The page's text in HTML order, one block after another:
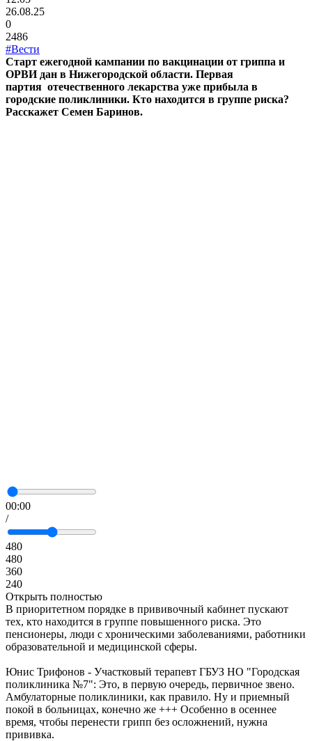
26.08.25
0
2486
#Вести
Старт ежегодной кампании по вакцинации от гриппа и
ОРВИ дан в Нижегородской области. Первая
партия отечественного лекарства уже прибыла в
городские поликлиники. Кто находится в группе риска?
Расскажет Семен Баринов.
00:00
/
480
480
360
240
Открыть полностью
В приоритетном порядке в прививочный кабинет пускают
тех, кто находится в группе повышенного риска. Это
пенсионеры, люди с хроническими заболеваниями, работники
образовательной и медицинской сферы.
Юнис Трифонов - Участковый терапевт ГБУЗ НО "Городская
поликлиника №7": Это, в первую очередь, первичное звено.
Амбулаторные поликлиники, как правило. Ну и приемный
покой в больницах, конечно же +++ Особенно в осеннее
время, чтобы перенести грипп без осложнений, нужна
прививка.